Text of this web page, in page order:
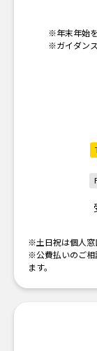
※年末年始
※ガイダン
※土日祝は個人窓
※公費払いのご相
ます。